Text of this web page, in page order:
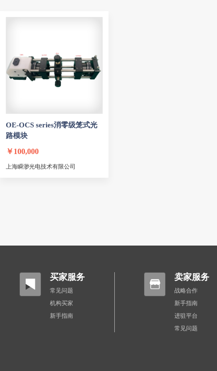
OE-OCS series消零级笼式光
路模块
￥100,000
上海瞬渺光电技术有限公司
买家服务
常见问题
机构买家
新手指南
卖家服务
战略合作
新手指南
进驻平台
常见问题